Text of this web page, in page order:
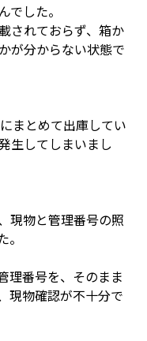
でした。
されておらず、箱か
が分からない状態で
まとめて出庫してい
生してしまいまし
現物と管理番号の照
番号を、そのまま
現物確認が不十分で